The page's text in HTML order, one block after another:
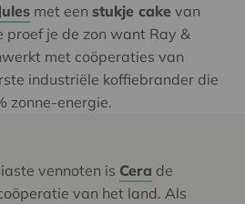
met een stukje cake van
proef je de zon want Ray &
met coöperaties van
industriële koffiebrander die
zonne-energie.
vennoten is Cera de
van het land. Als